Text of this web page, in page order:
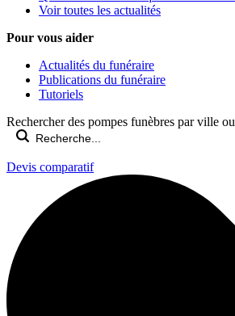
Voir toutes les actualités
Pour vous aider
Actualités du funéraire
Publications du funéraire
Tutoriels
Rechercher des pompes funèbres par ville
Devis comparatif